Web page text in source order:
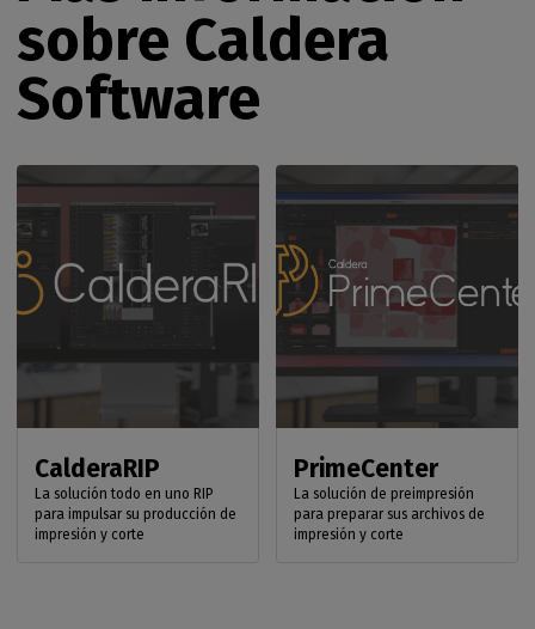
sobre Caldera
Software
CalderaRIP
La solución todo en uno RIP
para impulsar su producción de
impresión y corte
PrimeCenter
La solución de preimpresión
para preparar sus archivos de
impresión y corte